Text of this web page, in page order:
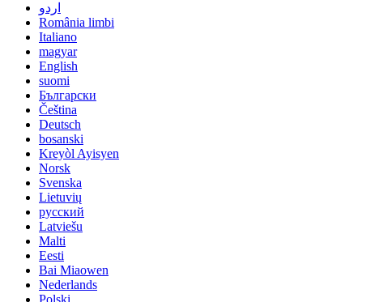
اردو
România limbi
Italiano
magyar
English
suomi
Български
Čeština
Deutsch
bosanski
Kreyòl Ayisyen
Norsk
Svenska
Lietuvių
русский
Latviešu
Malti
Eesti
Bai Miaowen
Nederlands
Polski